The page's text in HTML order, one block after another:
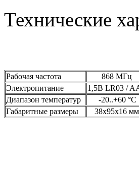
Технические
Рабочая частота
868 МГц
Электропитание
1,5В LR03 /
Диапазон температур
-20..+60 °С
Габаритные размеры
38х95х16 мм